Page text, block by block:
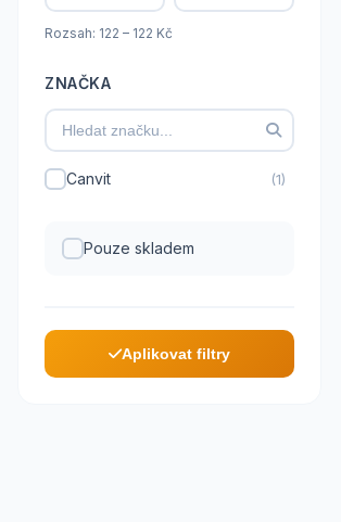
Rozsah: 122 – 122 Kč
ZNAČKA
Canvit (1)
Pouze skladem
Aplikovat filtry